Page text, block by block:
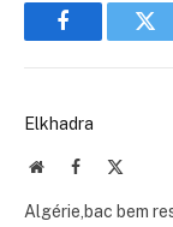
Facebook
Elkhadra
WebsiteFacebook
Algérie,bac bem